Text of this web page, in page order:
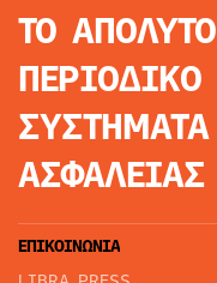
ΤΟ ΑΠΟΛΥΤΟ
ΠΕΡΙΟΔΙΚΟ
ΣΥΣΤΗΜΑΤΑ
ΑΣΦΑΛΕΙΑΣ
ΕΠΙΚΟΙΝΩΝΙΑ